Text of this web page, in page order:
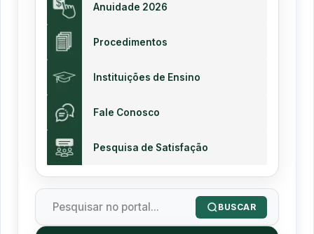
Anuidade 2026
Procedimentos
Instituições de Ensino
Fale Conosco
Pesquisa de Satisfação
BUSCAR